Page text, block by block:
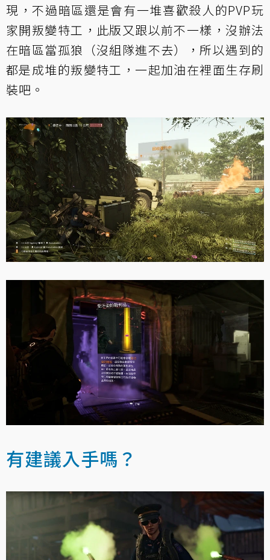
現，不過暗區還是會有一堆喜歡殺人的PVP玩
家開叛變特工，此版又跟以前不一樣，沒辦法
在暗區當孤狼（沒組隊進不去），所以遇到的
都是成堆的叛變特工，一起加油在裡面生存刷
裝吧。
有建議入手嗎？